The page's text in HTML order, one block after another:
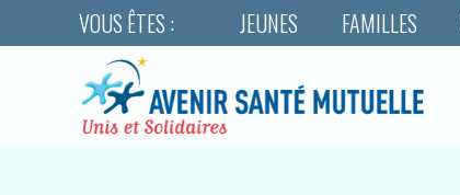
VOUS ÊTES : JEUNES FAMILLES